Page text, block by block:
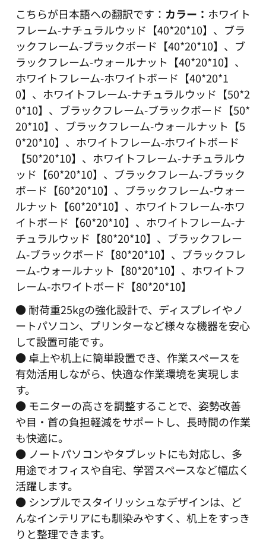
こちらが日本語への翻訳です： カラー： ホワイト
フレーム-ナチュラルウッド【40*20*10】、ブラ
ックフレーム-ブラックボード【40*20*10】、ブ
ラックフレーム-ウォールナット【40*20*10】、
ホワイトフレーム-ホワイトボード【40*20*1
0】、ホワイトフレーム-ナチュラルウッド【50*2
0*10】、ブラックフレーム-ブラックボード【50*
20*10】、ブラックフレーム-ウォールナット【5
0*20*10】、ホワイトフレーム-ホワイトボード
【50*20*10】、ホワイトフレーム-ナチュラルウ
ッド【60*20*10】、ブラックフレーム-ブラック
ボード【60*20*10】、ブラックフレーム-ウォー
ルナット【60*20*10】、ホワイトフレーム-ホワ
イトボード【60*20*10】、ホワイトフレーム-ナ
チュラルウッド【80*20*10】、ブラックフレー
ム-ブラックボード【80*20*10】、ブラックフレ
ーム-ウォールナット【80*20*10】、ホワイトフ
レーム-ホワイトボード【80*20*10】
● 耐荷重25kgの強化設計で、ディスプレイやノ
ートパソコン、プリンターなど様々な機器を安心
して設置可能です。
● 卓上や机上に簡単設置でき、作業スペースを
有効活用しながら、快適な作業環境を実現しま
す。
● モニターの高さを調整することで、姿勢改善
や目・首の負担軽減をサポートし、長時間の作業
も快適に。
● ノートパソコンやタブレットにも対応し、多
用途でオフィスや自宅、学習スペースなど幅広く
活躍します。
● シンプルでスタイリッシュなデザインは、ど
んなインテリアにも馴染みやすく、机上をすっき
りと整理できます。